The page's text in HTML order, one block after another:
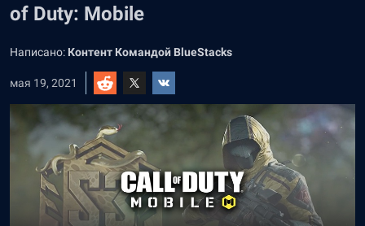
of Duty: Mobile
Написано: Контент Командой BlueStacks
мая 19, 2021